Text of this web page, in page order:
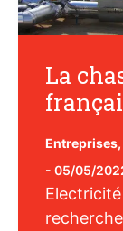
La
Entreprises,
- 05/05/